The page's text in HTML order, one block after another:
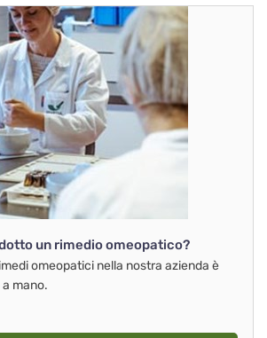
un rimedio omeopatico?
omeopatici nella nostra azienda è
mano.